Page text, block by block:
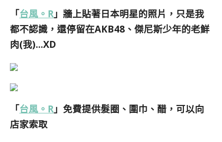
「台風。R」牆上貼著日本明星的照片，只是我
都不認識，還停留在AKB48、傑尼斯少年的老鮮
肉(我)…XD
「台風。R」免費提供髮圈、圍巾、醋，可以向
店家索取